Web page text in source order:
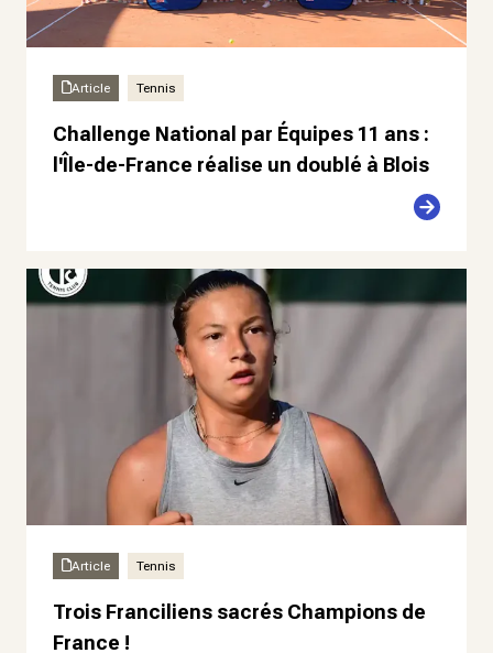
Article Tennis
Challenge National par Équipes 11 ans :
l'Île-de-France réalise un doublé à Blois
Article Tennis
Trois Franciliens sacrés Champions de
France !